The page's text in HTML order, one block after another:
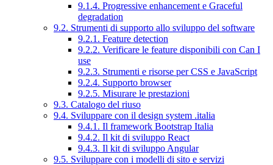
9.1.4. Progressive enhancement e Graceful
degradation
9.2. Strumenti di supporto allo sviluppo del software
9.2.1. Feature detection
9.2.2. Verificare le feature disponibili con Can I
use
9.2.3. Strumenti e risorse per CSS e JavaScript
9.2.4. Supporto browser
9.2.5. Misurare le prestazioni
9.3. Catalogo del riuso
9.4. Sviluppare con il design system .italia
9.4.1. Il framework Bootstrap Italia
9.4.2. Il kit di sviluppo React
9.4.3. Il kit di sviluppo Angular
9.5. Sviluppare con i modelli di sito e servizi